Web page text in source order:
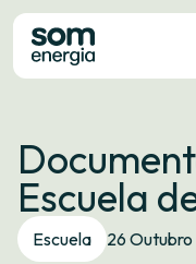
Tarifas
Servizos
Empresas
La
Escuela
Escuela 26 Outubro